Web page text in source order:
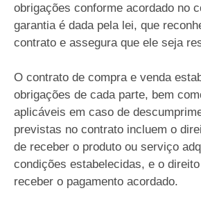
obrigações conforme acordado no
garantia é dada pela lei, que
contrato e assegura que ele seja
O contrato de compra e venda
obrigações de cada parte, bem
aplicáveis em caso de
previstas no contrato incluem o
de receber o produto ou serviço
condições estabelecidas, e o
receber o pagamento acordado.